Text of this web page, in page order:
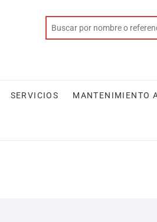
SERVICIOS MANTENIMIENTO